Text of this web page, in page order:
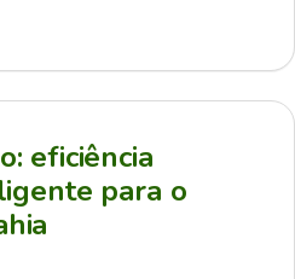
eficiência
para o